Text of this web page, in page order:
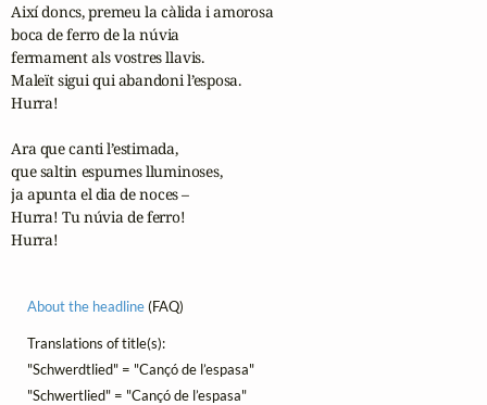
Així doncs, premeu la càlida i amorosa
boca de ferro de la núvia
fermament als vostres llavis.
Maleït sigui qui abandoni l’esposa.
Hurra!
Ara que canti l’estimada,
que saltin espurnes lluminoses,
ja apunta el dia de noces –
Hurra! Tu núvia de ferro!
Hurra!
About the headline(FAQ)
Translations of title(s):
"Schwerdtlied" = "Cançó de l’espasa"
"Schwertlied" = "Cançó de l’espasa"